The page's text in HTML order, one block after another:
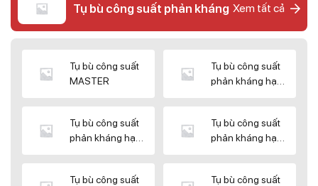
Tụ bù công suất phản kháng Xem tất cả
Tụ bù công suất
MASTER
Tụ bù công suất
phản kháng hạ
Tụ bù công suất
phản kháng hạ
Tụ bù công suất
phản kháng hạ
Tụ bù công suất
Tụ bù công suất